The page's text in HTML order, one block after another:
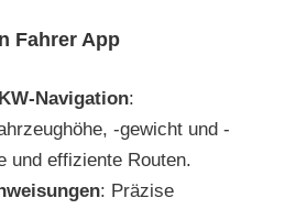
Fahrer App
Navigation:
-gewicht und -
und effiziente Routen.
: Präzise